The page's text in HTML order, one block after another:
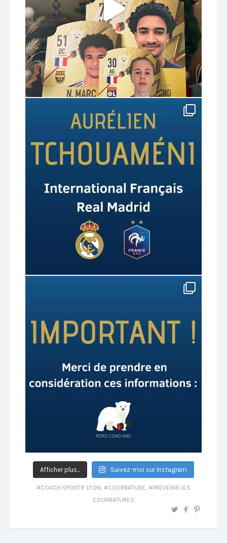
Afficher plus... Suivez-moi sur Instagram
COACH SPORTIF LYON, COURBATURE,
PREVENIR LES
COURBATURES